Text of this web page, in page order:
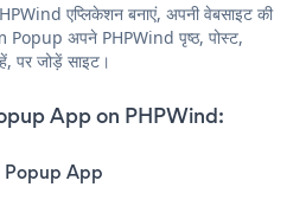
एप्लिकेशन बनाएं, अपनी वेबसाइट की
Popup अपने PHPWind पृष्ठ, पोस्ट,
पर जोड़ें साइट।
App on PHPWind:
Popup App